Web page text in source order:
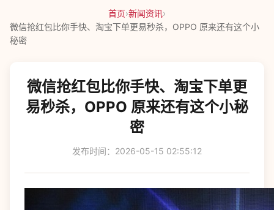
首页›新闻资讯›
微信抢红包比你手快、淘宝下单更易秒杀，OPPO 原来还有这个小
秘密
微信抢红包比你手快、淘宝下单更
易秒杀，OPPO 原来还有这个小秘
密
发布时间：2026-05-15 02:55:12